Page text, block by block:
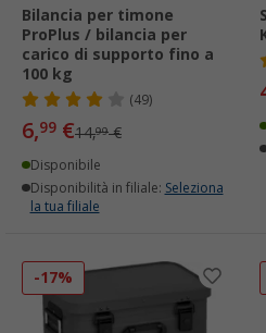
Bilancia per timone
ProPlus / bilancia per
carico di supporto fino a
100 kg
(49)
6,99 €14,99€
Disponibile
Disponibilità in filiale: Seleziona
la tua filiale
-17%